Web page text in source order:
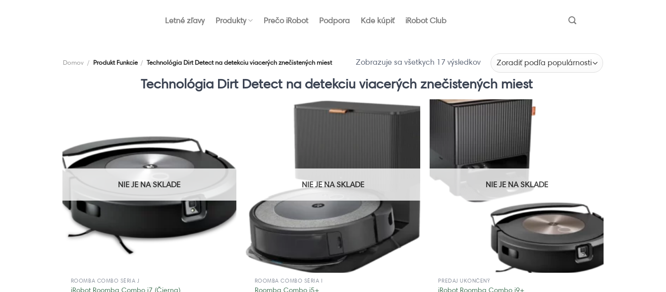
Letné zľavy Produkty Prečo iRobot Podpora Kde kúpiť iRobot Club
Domov / Produkt Funkcie / Technológia Dirt Detect na detekciu viacerých znečistených miest Zobrazuje sa všetkych 17 výsledkov
Technológia Dirt Detect na detekciu viacerých znečistených miest
NIE JE NA SKLADE
ROOMBA COMBO SÉRIA J
iRobot Roomba Combo j7 (Čierna)
NIE JE NA SKLADE
ROOMBA COMBO SÉRIA I
Roomba Combo i5+
NIE JE NA SKLADE
PREDAJ UKONČENÝ
iRobot Roomba Combo j9+